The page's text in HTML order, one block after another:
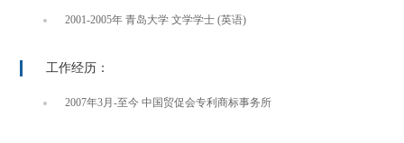
2001-2005年 青岛大学 文学学士 (英语)
工作经历：
2007年3月-至今 中国贸促会专利商标事务所